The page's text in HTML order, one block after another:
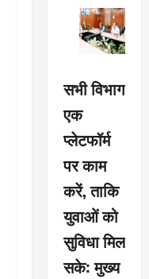
सभी विभाग
एक
प्लेटफॉर्म
पर काम
करें, ताकि
युवाओं को
सुविधा मिल
सके: मुख्य